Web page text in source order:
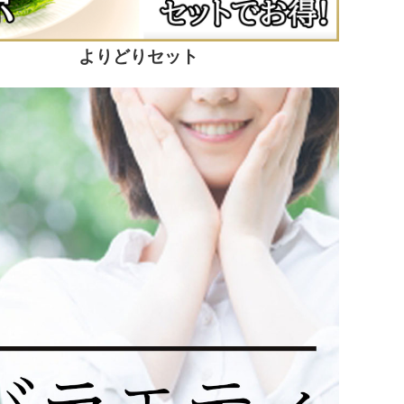
よりどりセット